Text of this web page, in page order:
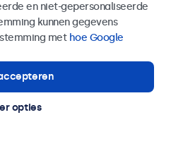
service
zijn speciaal
en
en niet-gepersonaliseerde
kunnen gegevens
met hoe Google
opties